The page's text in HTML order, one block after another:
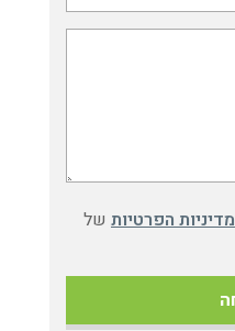
מדיניות הפרטיות של